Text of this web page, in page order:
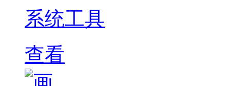
系统工具
查看